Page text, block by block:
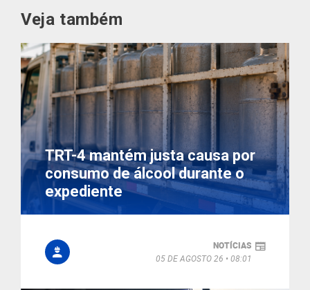
Veja também
TRT-4 mantém justa causa por
consumo de álcool durante o
expediente
NOTÍCIAS
05 DE AGOSTO 26
08:01